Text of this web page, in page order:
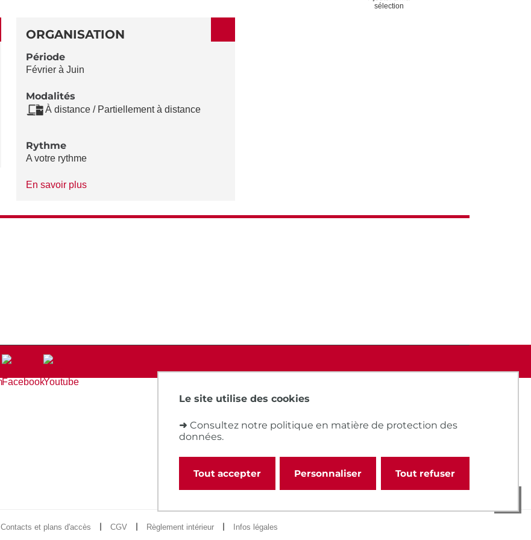
Le site utilise des cookies
➜ Consultez notre politique en matière de protection des
données.
Tout accepter Tout refuser
Personnaliser
ACTIONS
sélection
ORGANISATION
Période
Février à Juin
Modalités
À distance / Partiellement à distance
Rythme
A votre rythme
En savoir plusà
Rythme
Contacts et plans d'accès CGV Règlement intérieur Infos légales